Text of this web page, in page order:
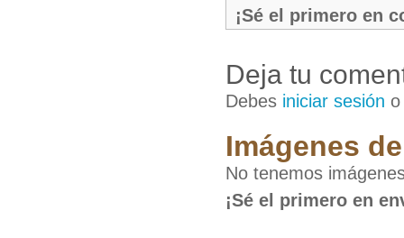
¡Sé el primero en
Deja tu
Debes iniciar sesión
Imágenes
No tenemos
¡Sé el primero en